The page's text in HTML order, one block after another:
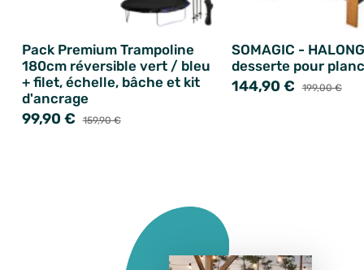
Pack Premium Trampoline
180cm réversible vert / bleu
+ filet, échelle, bâche et kit
d'ancrage
99,90 € 159,90 €
SOMAGIC - HALONG
desserte pour
144,90 € 199,00 €